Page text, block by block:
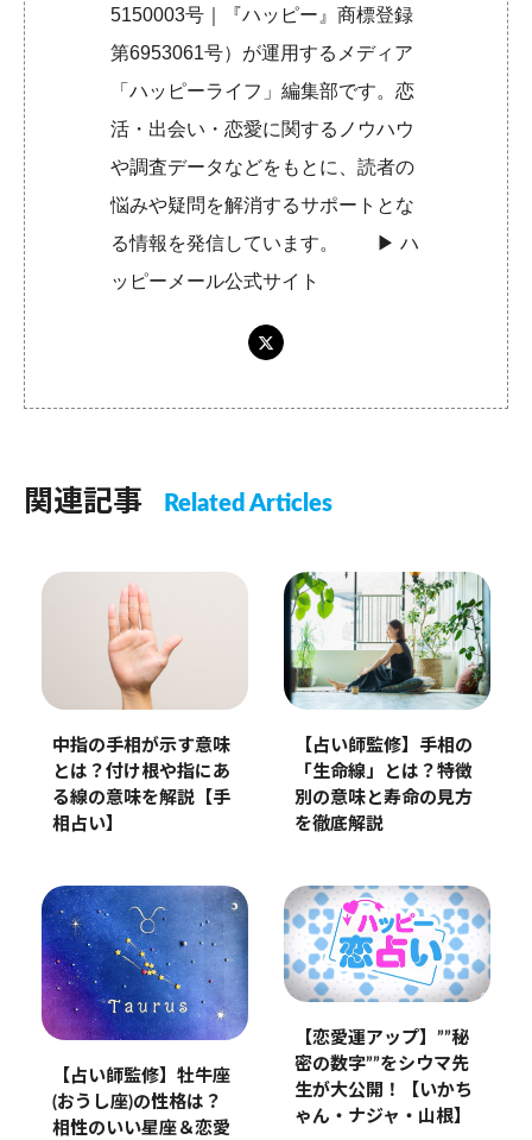
5150003号｜『ハッピー』商標登録
第6953061号）が運用するメディア
「ハッピーライフ」編集部です。恋
活・出会い・恋愛に関するノウハウ
や調査データなどをもとに、読者の
悩みや疑問を解消するサポートとな
る情報を発信しています。 ▶︎ハ
ッピーメール公式サイト
関連記事 Related Articles
中指の手相が示す意味
とは？付け根や指にあ
る線の意味を解説【手
相占い】
【占い師監修】手相の
「生命線」とは？特徴
別の意味と寿命の見方
を徹底解説
【占い師監修】牡牛座
(おうし座)の性格は？
相性のいい星座＆恋愛
【恋愛運アップ】””秘
密の数字””をシウマ先
生が大公開！【いかち
ゃん・ナジャ・山根】